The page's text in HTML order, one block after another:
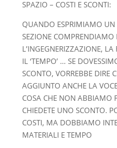
SPAZIO – COSTI E SCONTI:
QUANDO ESPRIMIAMO UN
SEZIONE COMPRENDIAMO
L’INGEGNERIZZAZIONE, LA
IL ‘TEMPO’ … SE
SCONTO, VORREBBE DIRE
AGGIUNTO ANCHE LA
COSA CHE NON ABBIAMO
CHIEDETE UNO SCONTO.
COSTI, MA DOBBIAMO
MATERIALI E TEMPO